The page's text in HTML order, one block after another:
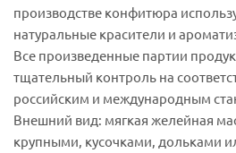
производстве конфитюра
натуральные красители и
Все произведенные партии
тщательный контроль на
российским и международным
Внешний вид: мягкая желейная
крупными, кусочками, дольками